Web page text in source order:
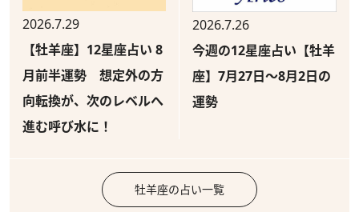
2026.7.29
【牡羊座】12星座占い 8
月前半運勢 想定外の方
向転換が、次のレベルへ
進む呼び水に！
2026.7.26
今週の12星座占い【牡羊
座】7月27日～8月2日の
運勢
牡羊座の占い一覧